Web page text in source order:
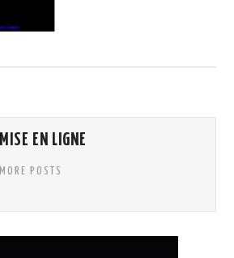
MISE EN LIGNE
MORE POSTS